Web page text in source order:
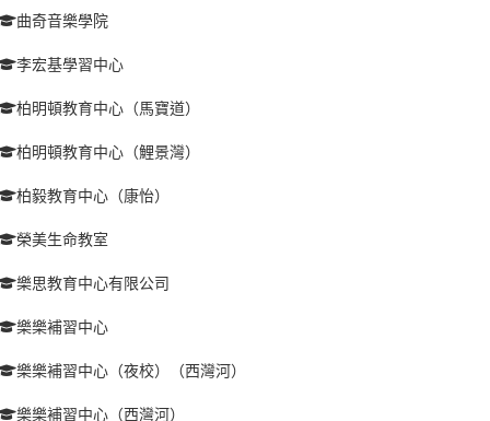
曲奇音樂學院
李宏基學習中心
柏明頓教育中心（馬寶道）
柏明頓教育中心（鯉景灣）
柏毅教育中心（康怡）
榮美生命教室
樂思教育中心有限公司
樂樂補習中心
樂樂補習中心（夜校）（西灣河）
樂樂補習中心（西灣河）